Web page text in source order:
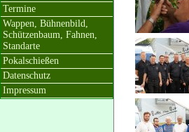
Termine
Wappen, Bühnenbild,
Schützenbaum, Fahnen,
Standarte
Pokalschießen
Datenschutz
Impressum